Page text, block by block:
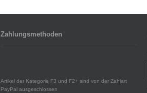
Zahlungsmethoden
Artikel der Kategorie F3 und F2+ sind von der Zahlart
PayPal ausgeschlossen